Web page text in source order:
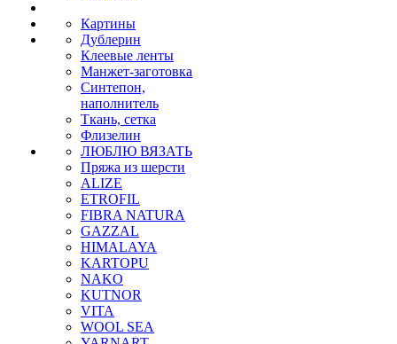
Картины
Дублерин
Клеевые ленты
Манжет-заготовка
Синтепон,
наполнитель
Ткань, сетка
Флизелин
ЛЮБЛЮ ВЯЗАТЬ
Пряжа из шерсти
ALIZE
ETROFIL
FIBRA NATURA
GAZZAL
HIMALAYA
KARTOPU
NAKO
KUTNOR
VITA
WOOL SEA